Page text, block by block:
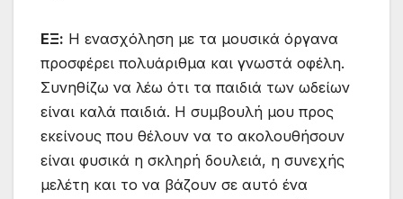
ΕΞ: Η ενασχόληση με τα μουσικά όργανα
προσφέρει πολυάριθμα και γνωστά οφέλη.
Συνηθίζω να λέω ότι τα παιδιά των ωδείων
είναι καλά παιδιά. Η συμβουλή μου προς
εκείνους που θέλουν να το ακολουθήσουν
είναι φυσικά η σκληρή δουλειά, η συνεχής
μελέτη και το να βάζουν σε αυτό ένα